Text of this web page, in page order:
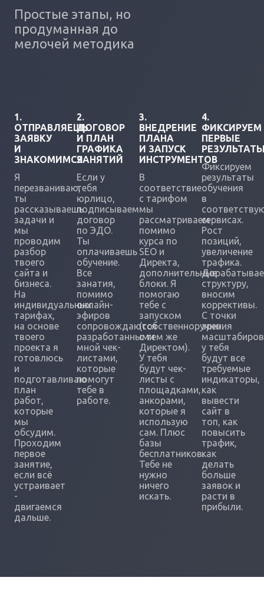
Простые этапы, но
продуманная до
мелочей методика
1.
ОТПРАВЛЯЕШЬ
ЗАЯВКУ
И
ЗНАКОМИМСЯ
Я
перезваниваю,
ты
рассказываешь
задачи и
мы
проводим
разбор
твоего
сайта и
бизнеса.
На
индивидуальных
тарифах,
на основе
твоего
проекта я
готовлюсь
и
подготавливаю
план
работ,
которые
мы
обсудим.
Проходим
первое
занятие,
если всё
устраивает
-
двигаемся
дальше.
2.
ДОГОВОР
И ПЛАН
ГРАФИКА
ЗАНЯТИЙ
Если у
тебя
юрлицо,
подписываем
договор
по ЭДО.
Ты
оплачиваешь
обучение.
Все
занатия,
помимо
онлайн-
эфиров
сопровождаются
разработанными
мной чек-
листами,
которые
помогут
тебе в
работе.
3.
ВНЕДРЕНИЕ
ПЛАНА
И ЗАПУСК
ИНСТРУМЕНТОВ
В
соответствие
с тарифом
мы
рассматриваем
помимо
курса по
SEO и
Директа,
дополнительные
блоки. Я
помогаю
тебе с
запуском
(собственноручно
с тем же
Директом).
У тебя
будут чек-
листы с
площадками,
анкорами,
которые я
использую
сам. Плюс
базы
бесплатников.
Тебе не
нужно
ничего
искать.
4.
ФИКСИРУЕМ
ПЕРВЫЕ
Фиксируем
результаты
обучения
в
сервисах.
Рост
позиций,
увеличение
трафика.
структуру,
вносим
коррективы.
С точки
зрения
у тебя
будут все
требуемые
индикаторы,
как
вывести
сайт в
топ, как
повысить
трафик,
как
делать
больше
заявок и
расти в
прибыли.